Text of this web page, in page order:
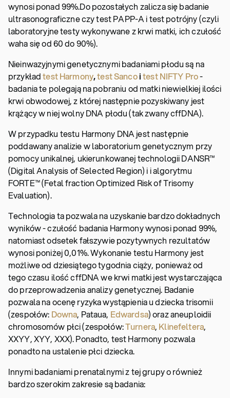
wynosi ponad 99%.Do pozostałych zalicza się badanie
ultrasonograficzne czy test PAPP-A i test potrójny (czyli
laboratoryjne testy wykonywane z krwi matki, ich czułość
waha się od 60 do 90%).
Nieinwazyjnymi genetycznymi badaniami płodu są na
przykładtest Harmony,test Sancoitest NIFTY Pro-
badania te polegają na pobraniu od matki niewielkiej ilości
krwi obwodowej, z której następnie pozyskiwany jest
krążący w niej wolny DNA płodu (tak zwany cffDNA).
W przypadku testu Harmony DNA jest następnie
poddawany analizie w laboratorium genetycznym przy
pomocy unikalnej, ukierunkowanej technologii DANSR™
(Digital Analysis of Selected Region) i i algorytmu
FORTE™ (Fetal fraction Optimized Risk of Trisomy
Evaluation).
Technologia ta pozwala na uzyskanie bardzo dokładnych
wyników - czułość badania Harmony wynosi ponad 99%,
natomiast odsetek fałszywie pozytywnych rezultatów
wynosi poniżej 0,01%. Wykonanie testu Harmony jest
możliwe od dziesiątego tygodnia ciąży, ponieważ od
tego czasu ilość cffDNA we krwi matki jest wystarczająca
do przeprowadzenia analizy genetycznej. Badanie
pozwala na ocenę ryzyka wystąpienia u dziecka trisomii
(zespołów: Downa, Pataua, Edwardsa) oraz aneuploidii
chromosomów płci (zespołów:Turnera, Klinefeltera,
XXYY, XYY, XXX). Ponadto, test Harmony pozwala
ponadto na ustalenie płci dziecka.
Innymi badaniami prenatalnymi z tej grupy o również
bardzo szerokim zakresie są badania: